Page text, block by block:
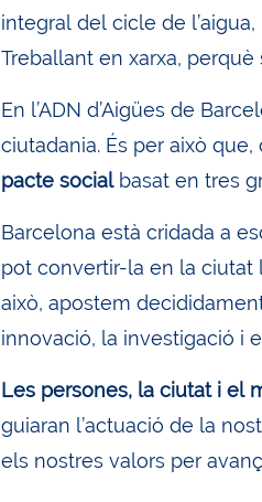
integral del cicle de
Treballant en xarxa, perquè
En l’ADN d’Aigües de
ciutadania. És per això
pacte socialbasat en tres
Barcelona està cridada a
pot convertir-la en la ciutat
això, apostem
innovació, la investigació i
Les persones, la ciutat i el
guiaran l’actuació de la
els nostres valors per